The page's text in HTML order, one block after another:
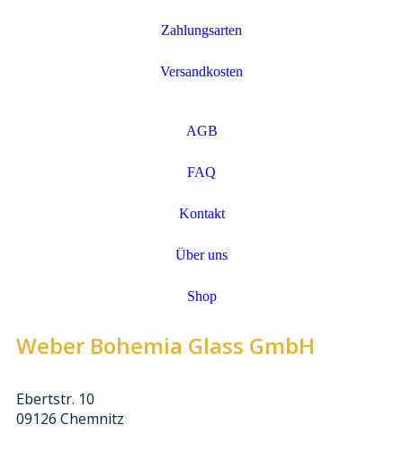
Zahlungsarten
Versandkosten
AGB
FAQ
Kontakt
Über uns
Shop
Weber Bohemia Glass GmbH
Ebertstr. 10
09126 Chemnitz